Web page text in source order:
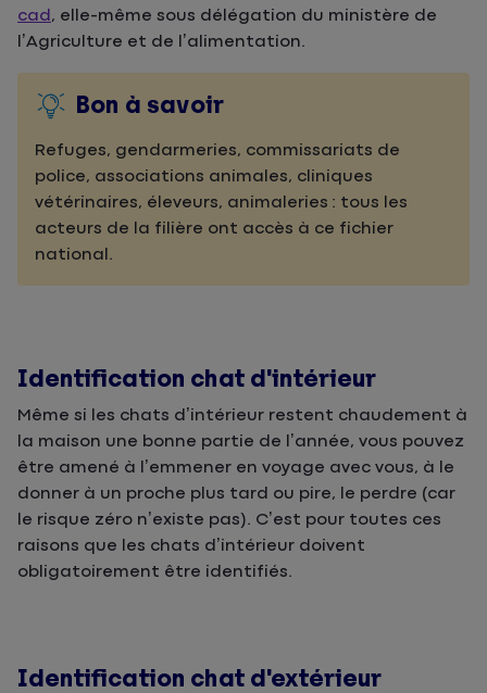
cad , elle-même sous délégation du ministère de
l’Agriculture et de l’alimentation.
Bon à savoir
Refuges, gendarmeries, commissariats de
police, associations animales, cliniques
vétérinaires, éleveurs, animaleries : tous les
acteurs de la filière ont accès à ce fichier
national.
Identification chat d'intérieur
Même si les chats d’intérieur restent chaudement à
la maison une bonne partie de l’année, vous pouvez
être amené à l’emmener en voyage avec vous, à le
donner à un proche plus tard ou pire, le perdre (car
le risque zéro n’existe pas). C’est pour toutes ces
raisons que les chats d’intérieur doivent
obligatoirement être identifiés.
Identification chat d'extérieur